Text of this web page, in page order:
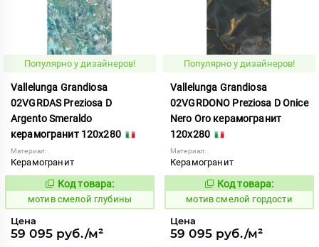
Популярно у дизайнеров!
Vallelunga Grandiosa
02VGRDAS Preziosa D
Argento Smeraldo
керамогранит 120x280
Материал:
Керамогранит
1042767
Код товара:
мотив смелой глубины
Цена
59 095 руб./м²
Популярно у дизайнеров!
Vallelunga Grandiosa
02VGRDONO Preziosa D Onice
Nero Oro керамогранит
120x280
Материал:
Керамогранит
1042768
Код товара:
мотив смелой гордости
Цена
59 095 руб./м²